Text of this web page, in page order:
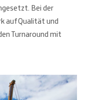
Bei der
auf Qualität und
Turnaround mit